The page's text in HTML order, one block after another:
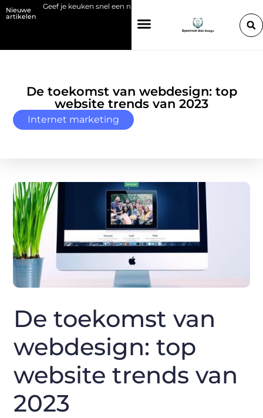
Nieuwe
artikelen
Geef je keuken snel een nieuwe look met plaktegels
De toekomst van webdesign: top
website trends van 2023
Internet marketing
De toekomst van
webdesign: top
website trends van
2023